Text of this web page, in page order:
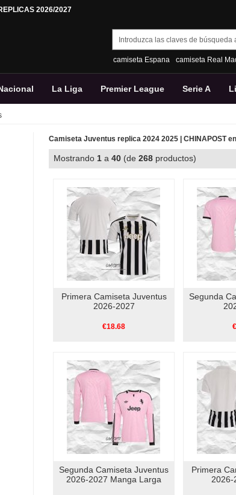
2026/2027
camiseta Espana camiseta Real
La Liga Premier League Serie A
Camiseta Juventus replica 2024 2025 | CHINAPOST
Mostrando 1 a 40 (de 268 productos)
Primera Camiseta Juventus
2026-2027
€18.68
Segunda
Segunda Camiseta Juventus
2026-2027 Manga Larga
Primera
2026-